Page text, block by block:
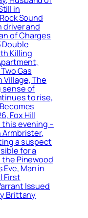
in
Sound
driver and
of Charges
Killing
Gas
Village, The
sense of
to rise,
Fox Hill
evening –
a suspect
for a
Pinewood
Man in
First
Issued
Brittany